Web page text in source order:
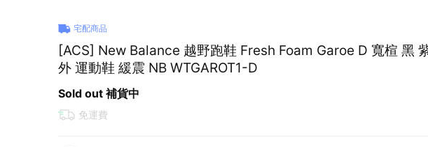
宅配商品
[ACS] New Balance 越野跑鞋 Fresh Foam Garoe D 寬楦 黑
外 運動鞋 緩震 NB WTGAROT1-D
Sold out 補貨中
免運費